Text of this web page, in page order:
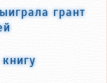
грант